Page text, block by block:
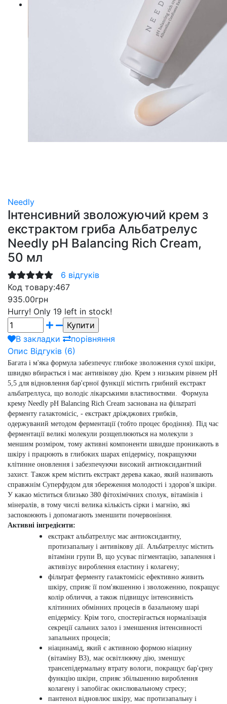
Needly
Інтенсивний зволожуючий крем з
екстрактом гриба Альбатрелус
Needly pH Balancing Rich Cream,
50 мл
6 відгуків
Код товару:467
935.00грн
Hurry! Only 19 left in stock!
В закладки
порівняння
Опис Відгуків (6)
Багата і м'яка формула забезпечує глибоке зволоження сухої шкіри,
швидко вбирається і має антивікову дію. Крем з низьким рівнем pH
5,5 для відновлення бар'єрної функції містить грибний екстракт
альбатреллуса , що володіє лікарськими властивостями. Формула
крему Needly pH Balancing Rich Cream заснована на фільтраті
ферменту галактомісіс , - екстракт дріжджових грибків,
одержуваний методом ферментації (тобто процес бродіння). Під час
ферментації великі молекули розщеплюються на молекули з
меншим розміром, тому активні компоненти швидше проникають в
шкіру і працюють в глибоких шарах епідермісу, покращуючи
клітинне оновлення і забезпечуючи високий антиоксидантний
захист. Також крем містить екстракт дерева какао, який називають
справжнім Суперфудом для збереження молодості і здоров'я шкіри.
У какао міститься близько 380 фітохімічних сполук, вітамінів і
мінералів, в тому числі велика кількість сірки і магнію, які
заспокоюють і допомагають зменшити почервоніння.
Активні інгредієнти:
екстракт альбатреллус має антиоксидантну,
протизапальну і антивікову дії. Альбатреллус містить
вітаміни групи B, що усуває пігментацію, запалення і
активізує вироблення еластину і колагену;
фільтрат ферменту галактомісіс ефективно живить
шкіру, сприяє її пом'якшенню і зволоженню, покращує
колір обличчя, а також підвищує інтенсивність
клітинних обмінних процесів в базальному шарі
епідермісу. Крім того, спостерігається нормалізація
секреції сальних залоз і зменшення інтенсивності
запальних процесів;
ніацинамід , який є активною формою ніацину
(вітаміну В3), має освітлюючу дію, зменшує
трансепідермальну втрату вологи, покращує бар'єрну
функцію шкіри, сприяє збільшенню вироблення
колагену і запобігає окислювальному стресу;
пантенол відновлює шкіру, має протизапальну і